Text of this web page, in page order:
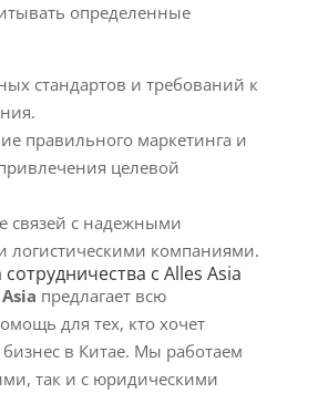
определенные
стандартов и требований к
правильного маркетинга и
целевой
связей с надежными
логистическими компаниями.
с Alles Asia
предлагает всю
для тех, кто хочет
бизнес в Китае. Мы работаем
так и с юридическими